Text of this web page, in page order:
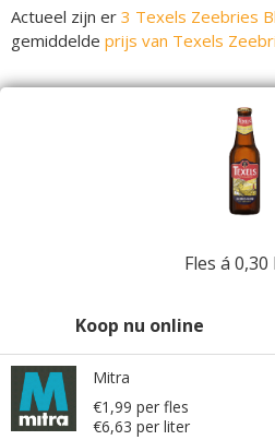
Actueel zijn er 3 Texels Zeebries
gemiddelde prijs van Texels
Fles á
Koop nu online
Mitra
€1,99 per fles
€6,63 per liter